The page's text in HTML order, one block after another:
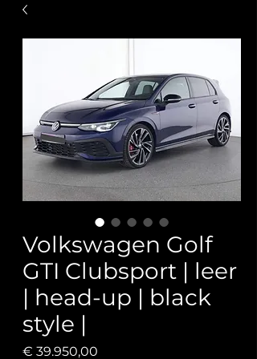
Volkswagen Golf
GTI Clubsport | leer
| head-up | black
style |
€ 39.950,00